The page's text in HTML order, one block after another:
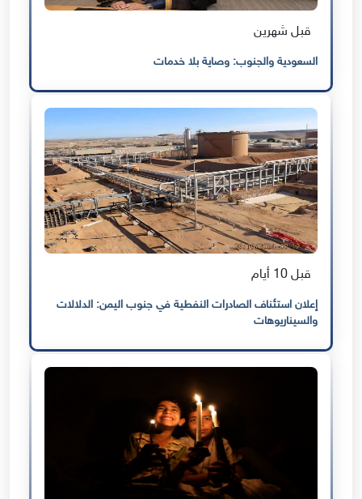
قبل شهرين
السعودية والجنوب: وصاية بلا خدمات
قبل 10 أيام
إعلان استئناف الصادرات النفطية في جنوب اليمن: الدلالات
والسيناريوهات